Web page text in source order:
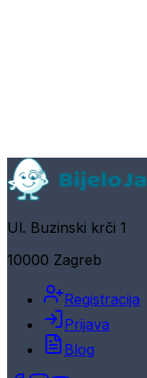
Ul. Buzinski krči 1
10000 Zagreb
Registracija
Prijava
Blog